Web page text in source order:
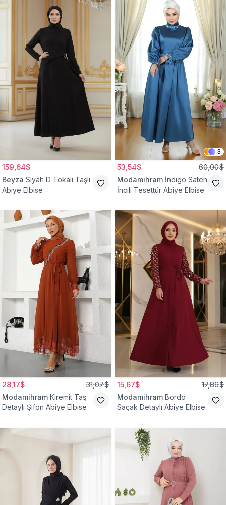
159,64$
Beyza Siyah D Tokalı Taşlı
Abiye Elbise
3
53,54$ 60,00$
Modamihram İndigo Saten
İncili Tesettür Abiye Elbise
28,17$ 31,07$
Modamihram Kiremit Taş
Detaylı Şifon Abiye Elbise
15,67$ 17,86$
Modamihram Bordo
Saçak Detaylı Abiye Elbise